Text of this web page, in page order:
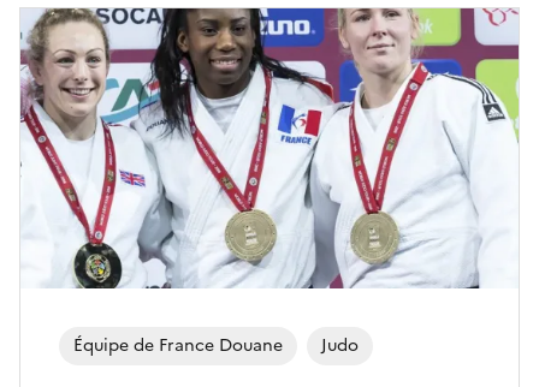
Équipe de France Douane Judo